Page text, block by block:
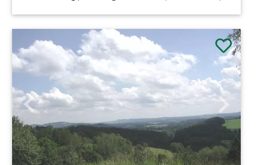
Previous Next